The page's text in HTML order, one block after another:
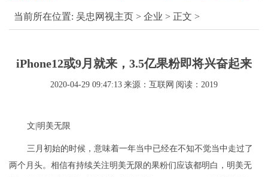
当前所在位置: 吴忠网视主页 > 企业 > 正文 >
iPhone12或9月就来，3.5亿果粉即将兴奋起来
2020-04-29 09:47:13 来源：互联网 阅读：2019
文|明美无限
三月初始的时候，意味着一年当中已经在不知不觉当中走过了
两个月头。相信有持续关注明美无限的果粉们应该都明白，明美无